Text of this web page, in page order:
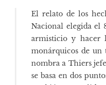
El relato de los
Nacional elegida el
armisticio y hacer
monárquicos de un
nombra a Thiers
se basa en dos